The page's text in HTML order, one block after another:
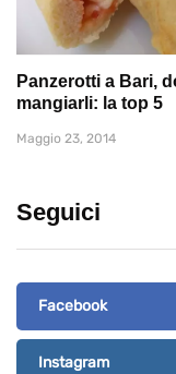
Panzerotti a Bari,
mangiarli: la top 5
Maggio 23, 2014
Seguici
Facebook
Instagram